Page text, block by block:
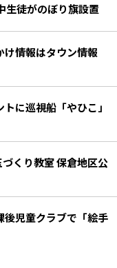
生徒がのぼり旗設置
け情報はタウン情報
に巡視船「やひこ」
くり教室 保倉地区公
後児童クラブで「絵手